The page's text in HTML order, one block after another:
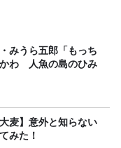
みうら五郎「もっち
わ 人魚の島のひみ
麦】意外と知らない
みた！